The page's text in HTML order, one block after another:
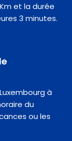
et la durée
3 minutes.
à
du
ou les